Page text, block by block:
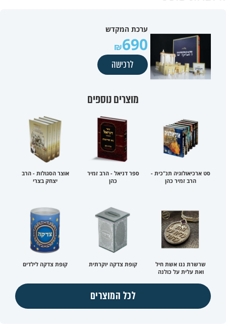
ערכת המקדש
690
לרכישה
מוצרים נוספים
סט ארכיאולוגיה תנ"כית -
הרב זמיר כהן
ספר דניאל - הרב זמיר
כהן
אוצר הסגולות - הרב
יצחק בצרי
שרשרת ננו אשת חיל
ואת עלית על כולנה
קופת צדקה יוקרתית קופת צדקה לילדים
לכל המוצרים